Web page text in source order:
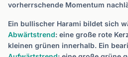
vorherrschende Momentum
Ein bullischer Harami bildet sich
Abwärtstrend: eine große rote
kleinen grünen innerhalb. Ein